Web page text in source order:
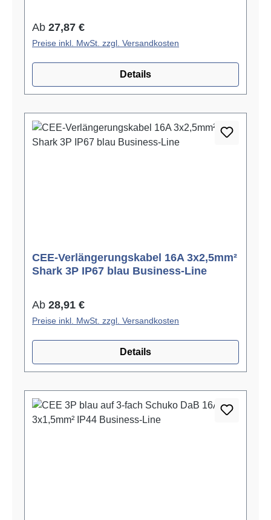
Regulärer Preis:
Ab 27,87 €
Preise inkl. MwSt. zzgl. Versandkosten
Details
CEE-Verlängerungskabel 16A 3x2,5mm²
Shark 3P IP67 blau Business-Line
Regulärer Preis:
Ab 28,91 €
Preise inkl. MwSt. zzgl. Versandkosten
Details